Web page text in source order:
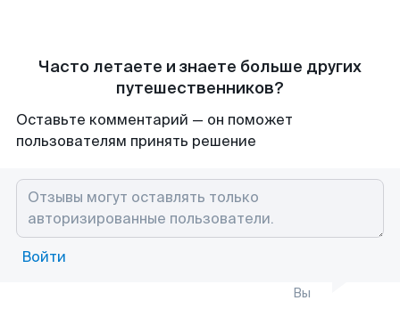
Часто летаете и знаете больше других
путешественников?
Оставьте комментарий — он поможет
пользователям принять решение
Войти
Вы